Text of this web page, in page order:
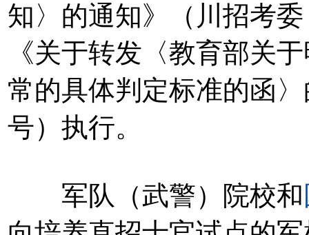
知〉的通知》（川招考
《关于转发〈教育部关
常的具体判定标准的函
号）执行。
军队（武警）院校和